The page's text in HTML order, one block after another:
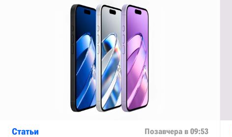
Статьи Позавчера в 09:53